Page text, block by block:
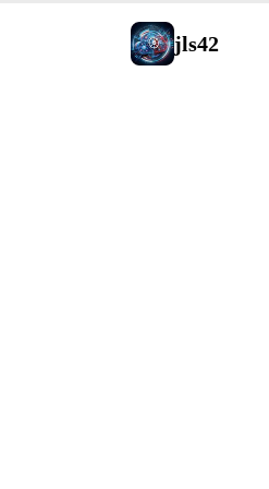
jls42